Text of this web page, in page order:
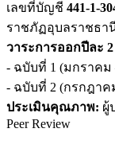
เลขที่บัญชี 441-1-
ราชภัฏอุบลราชธา
วาระการออกปีละ
- ฉบับที่ 1 (มกราคม
- ฉบับที่ 2 (กรกฎาค
ประเมินคุณภาพ: ผู้
Peer Review